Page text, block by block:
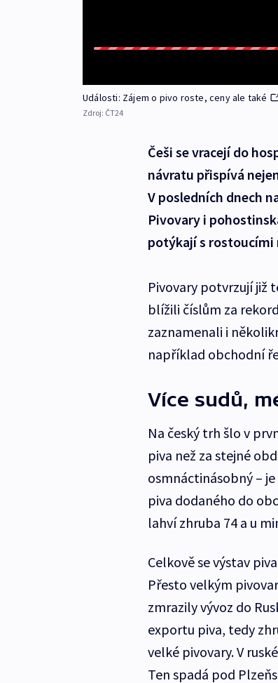
Události: Zájem o pivo roste, ceny ale také
Zdroj: ČT24
Češi se vracejí do
návratu přispívá
V posledních dnech
Pivovary i
potýkají s rostoucími
Pivovary potvrzují již
blížili číslům za
zaznamenali i
například obchodní
Více sudů,
Na český trh šlo v
piva než za stejné
osmnáctinásobný –
piva dodaného do
lahví zhruba 74 a u
Celkově se výstav
Přesto velkým
zmrazily vývoz do
exportu piva, tedy
velké pivovary. V
Ten spadá pod